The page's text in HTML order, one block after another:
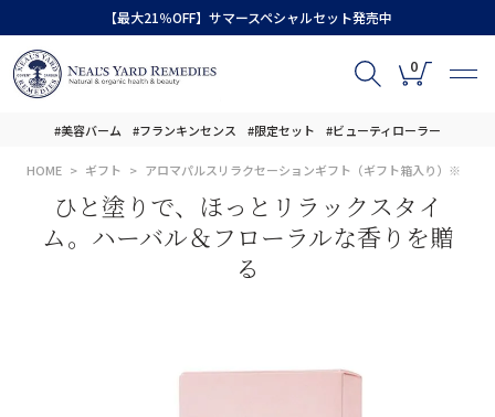
【最大21％OFF】サマースペシャルセット発売中
0
#美容バーム #フランキンセンス #限定セット #ビューティローラー
HOME ギフト アロマパルスリラクセーションギフト（ギフト箱入り）※
ひと塗りで、ほっとリラックスタイ
ム。ハーバル＆フローラルな香りを贈
る